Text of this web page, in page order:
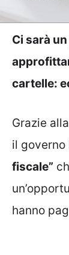
Ci sarà
cartelle:
Grazie
il governo
fiscale”
hanno